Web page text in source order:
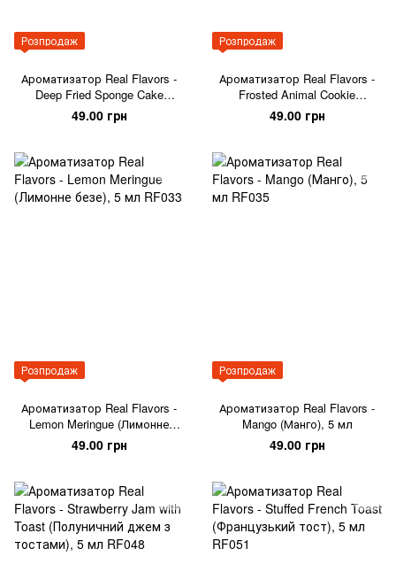
Розпродаж
Ароматизатор Real Flavors -
Deep Fried Sponge Cake
(Піджарений бісквіт), 5 мл
49.00 грн
Розпродаж
Ароматизатор Real Flavors -
Frosted Animal Cookie
(Глазоване печиво), 5 мл
49.00 грн
Розпродаж
Ароматизатор Real Flavors -
Lemon Meringue (Лимонне
безе), 5 мл
49.00 грн
Розпродаж
Ароматизатор Real Flavors -
Mango (Манго), 5 мл
49.00 грн